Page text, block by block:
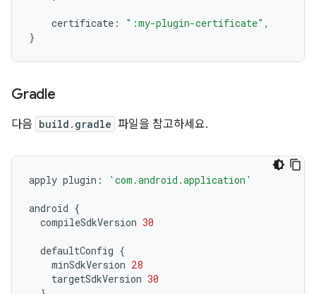
certificate : ":my-plugin-certificate" ,
}
Gradle
다음 build.gradle 파일을 참고하세요.
apply plugin : 'com.android.application'
android {
compileSdkVersion 30
defaultConfig {
minSdkVersion 28
targetSdkVersion 30